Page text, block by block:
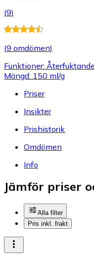
(9)
(9 omdömen)
Funktioner:
Mängd: 150 ml/g
Priser
Insikter
Prishistorik
Omdömen
Info
Jämför priser
Alla filter
Pris inkl. frakt